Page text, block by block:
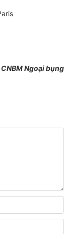
Ngoại bụng